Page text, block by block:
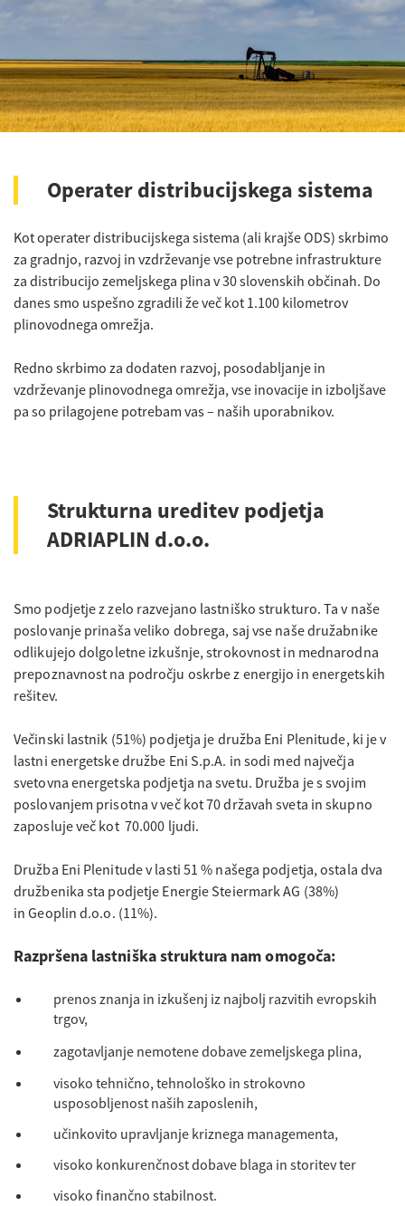
Operater distribucijskega sistema
Kot operater distribucijskega sistema (ali krajše ODS) skrbimo
za gradnjo, razvoj in vzdrževanje vse potrebne infrastrukture
za distribucijo zemeljskega plina v 30 slovenskih občinah. Do
danes smo uspešno zgradili že več kot 1.100 kilometrov
plinovodnega omrežja.
Redno skrbimo za dodaten razvoj, posodabljanje in
vzdrževanje plinovodnega omrežja, vse inovacije in izboljšave
pa so prilagojene potrebam vas – naših uporabnikov.
Strukturna ureditev podjetja
ADRIAPLIN d.o.o.
Smo podjetje z zelo razvejano lastniško strukturo. Ta v naše
poslovanje prinaša veliko dobrega, saj vse naše družabnike
odlikujejo dolgoletne izkušnje, strokovnost in mednarodna
prepoznavnost na področju oskrbe z energijo in energetskih
rešitev.
Večinski lastnik (51%) podjetja je družba Eni Plenitude, ki je v
lastni energetske družbe Eni S.p.A. in sodi med največja
svetovna energetska podjetja na svetu. Družba je s svojim
poslovanjem prisotna v več kot 70 državah sveta in skupno
zaposluje več kot 70.000 ljudi.
Družba Eni Plenitude v lasti 51 % našega podjetja, ostala dva
družbenika sta podjetje Energie Steiermark AG (38%)
in Geoplin d.o.o. (11%).
Razpršena lastniška struktura nam omogoča:
prenos znanja in izkušenj iz najbolj razvitih evropskih
trgov,
zagotavljanje nemotene dobave zemeljskega plina,
visoko tehnično, tehnološko in strokovno
usposobljenost naših zaposlenih,
učinkovito upravljanje kriznega managementa,
visoko konkurenčnost dobave blaga in storitev ter
visoko finančno stabilnost.